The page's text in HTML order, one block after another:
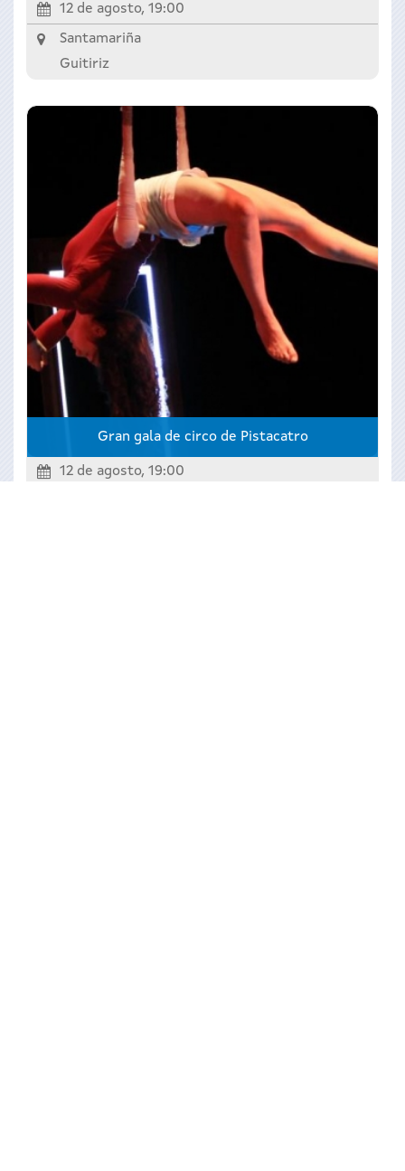
12 de agosto, 19:00
Santamariña
Guitiriz
Gran gala de circo de Pistacatro
12 de agosto, 19:00